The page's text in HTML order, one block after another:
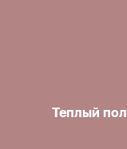
Теплый пол